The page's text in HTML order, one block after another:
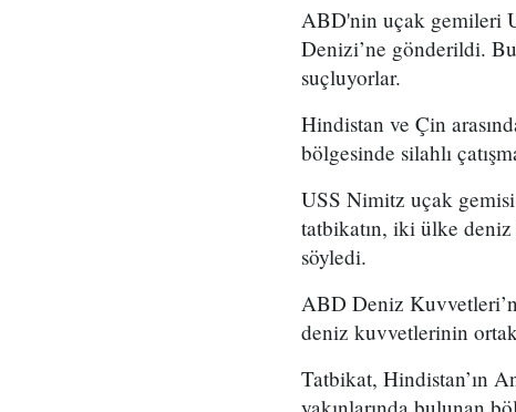
ABD'nin uçak gemileri
Denizi’ne gönderildi.
suçluyorlar.
Hindistan ve Çin
bölgesinde silahlı
USS Nimitz uçak
tatbikatın, iki ülke deniz
söyledi.
ABD Deniz
deniz kuvvetlerinin
Tatbikat, Hindistan’ın